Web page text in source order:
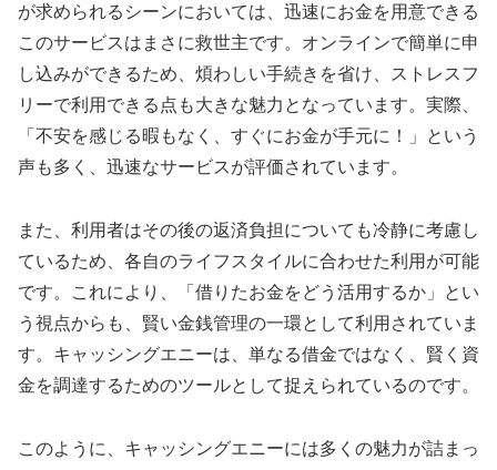
が求められるシーンにおいては、迅速にお金を用意できる
このサービスはまさに救世主です。オンラインで簡単に申
し込みができるため、煩わしい手続きを省け、ストレスフ
リーで利用できる点も大きな魅力となっています。実際、
「不安を感じる暇もなく、すぐにお金が手元に！」という
声も多く、迅速なサービスが評価されています。
また、利用者はその後の返済負担についても冷静に考慮し
ているため、各自のライフスタイルに合わせた利用が可能
です。これにより、「借りたお金をどう活用するか」とい
う視点からも、賢い金銭管理の一環として利用されていま
す。キャッシングエニーは、単なる借金ではなく、賢く資
金を調達するためのツールとして捉えられているのです。
このように、キャッシングエニーには多くの魅力が詰まっ